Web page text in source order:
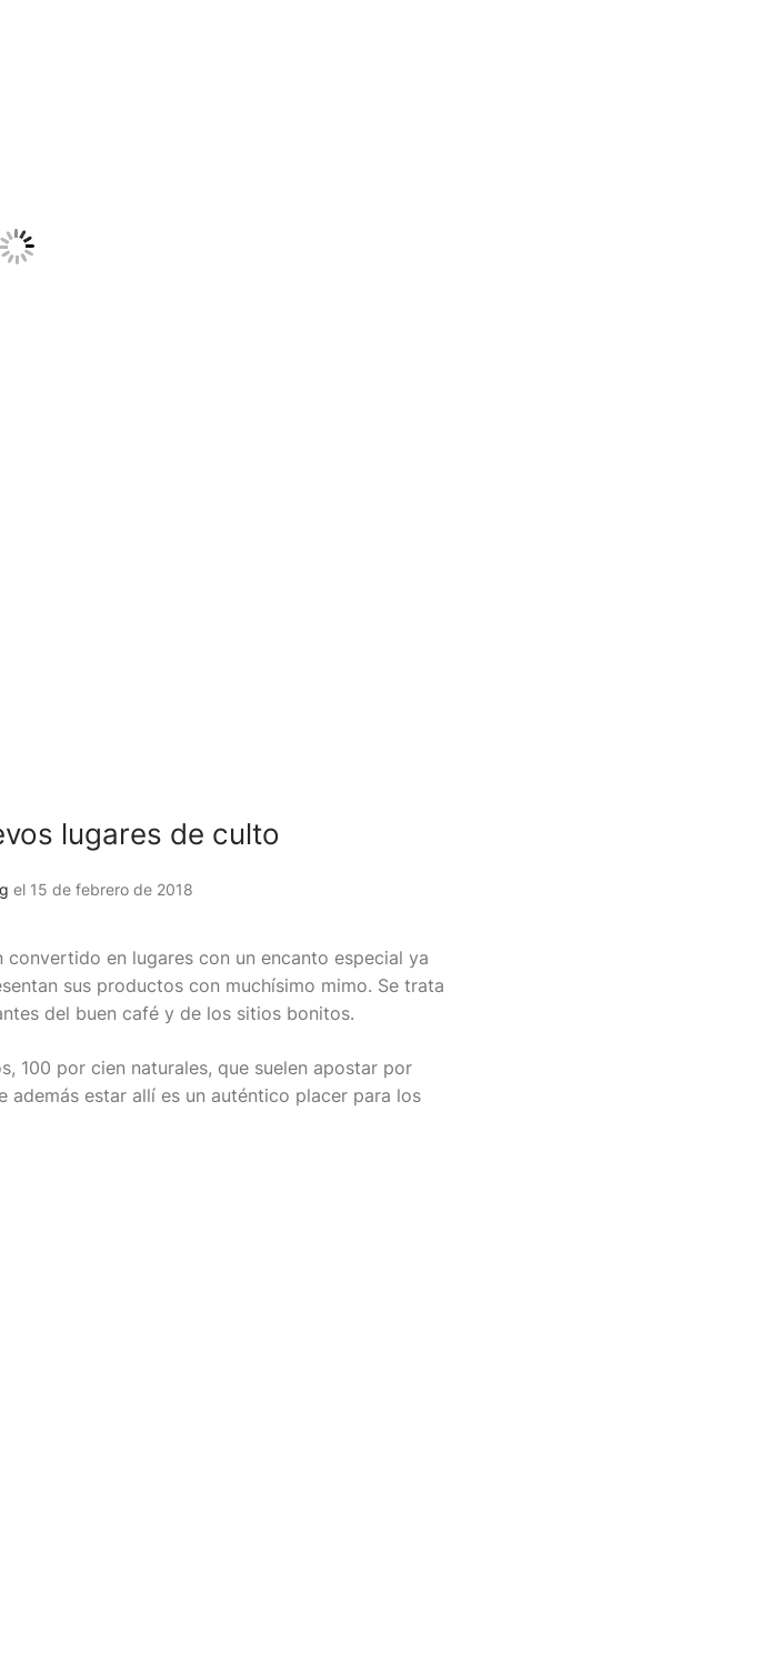
lugares de culto
el 15 de febrero de 2018
en lugares con un encanto especial ya
sus productos con muchísimo mimo. Se trata
del buen café y de los sitios bonitos.
100 por cien naturales, que suelen apostar por
estar allí es un auténtico placer para los